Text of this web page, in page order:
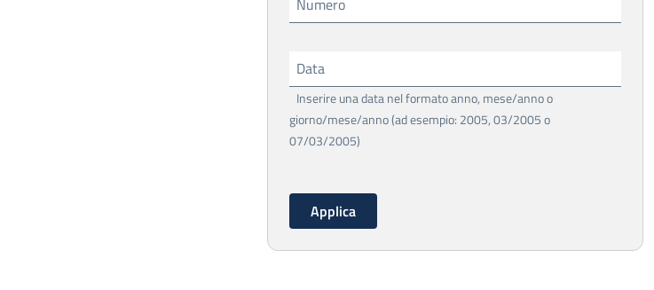
Numero
Data
Inserire una data nel formato anno, mese/anno o
giorno/mese/anno (ad esempio: 2005, 03/2005 o
07/03/2005)